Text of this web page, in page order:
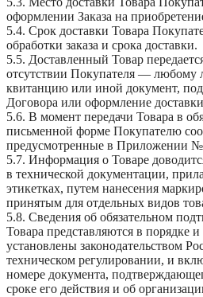
оформлении Заказа на
5.4. Срок доставки Товара
обработки заказа и срока доставки.
5.5. Доставленный Товар
отсутствии Покупателя — любому
квитанцию или иной документ,
Договора или оформление
5.6. В момент передачи Товара в
письменной форме Покупателю
предусмотренные в Приложении №
5.7. Информация о Товаре
в технической документации,
этикетках, путем нанесения
принятым для отдельных видов
5.8. Сведения об обязательном
Товара представляются в порядке
установлены законодательством
техническом регулировании, и
номере документа,
сроке его действия и об